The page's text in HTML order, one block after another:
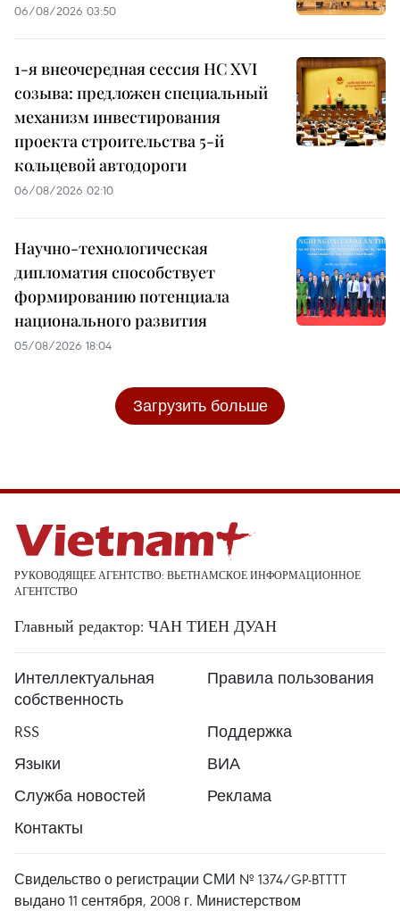
06/08/2026 03:50
1-я внеочередная сессия НС XVI
созыва: предложен специальный
механизм инвестирования
проекта строительства 5-й
кольцевой автодороги
06/08/2026 02:10
Научно-технологическая
дипломатия способствует
формированию потенциала
национального развития
05/08/2026 18:04
Загрузить больше
РУКОВОДЯЩЕЕ АГЕНТСТВО: ВЬЕТНАМСКОЕ ИНФОРМАЦИОННОЕ
АГЕНТСТВО
Главный редактор: ЧАН ТИЕН ДУАН
Интеллектуальная
собственность
Правила пользования
RSS
Поддержка
Языки
ВИА
Служба новостей
Реклама
Контакты
Свидельство о регистрации СМИ № 1374/GP-BTTTT
выдано 11 сентября, 2008 г. Министерством